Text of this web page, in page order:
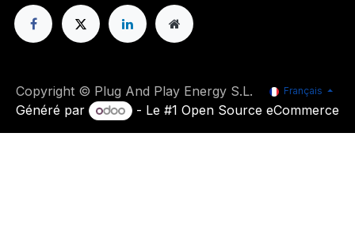
Copyright © Plug And Play Energy S.L. Français
Généré par - Le #1 Open Source eCommerce